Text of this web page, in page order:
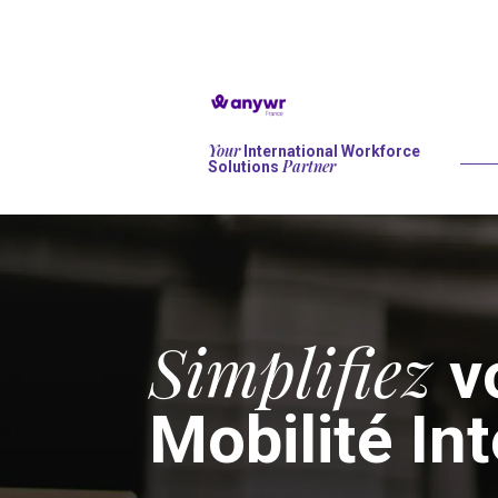
YourInternational Workforce
Solutions Partner
Simplifiez
Mobilité